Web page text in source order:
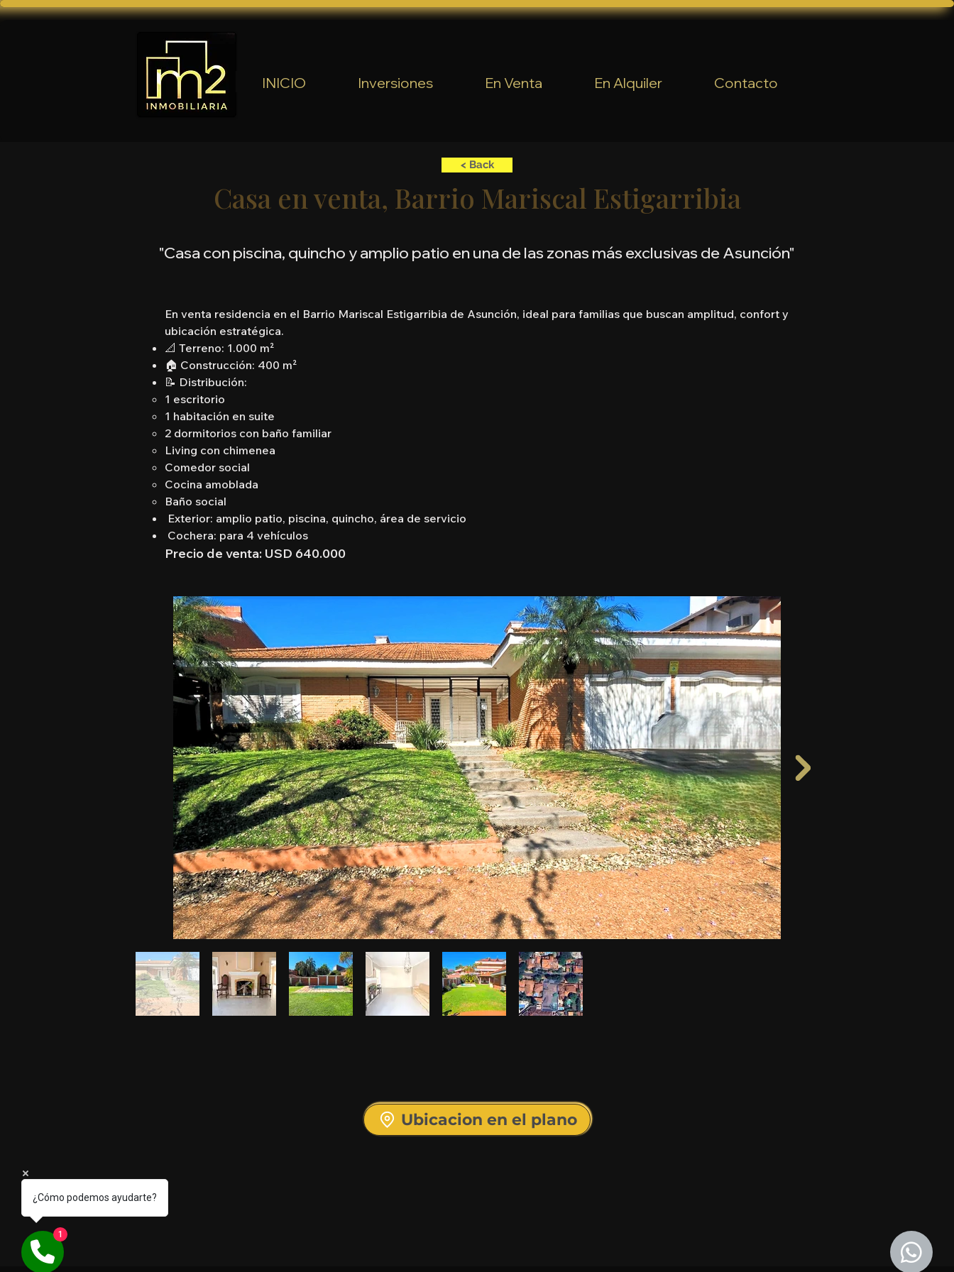
INICIO Inversiones En Venta En Alquiler Contacto
Casa en venta, Barrio Mariscal Estigarribia
"Casa con piscina, quincho y amplio patio en una de las zonas más exclusivas de Asunción"
En venta residencia en el Barrio Mariscal Estigarribia de Asunción, ideal para familias que buscan amplitud, confort y
ubicación estratégica.
📐 Terreno: 1.000 m²
🏠 Construcción: 400 m²
📝 Distribución:
1 escritorio
1 habitación en suite
2 dormitorios con baño familiar
Living con chimenea
Comedor social
Cocina amoblada
Baño social
Exterior: amplio patio, piscina, quincho, área de servicio
Cochera: para 4 vehículos
Precio de venta: USD 640.000
Ubicacion en el plano
< Back
¿Cómo podemos ayudarte?
1